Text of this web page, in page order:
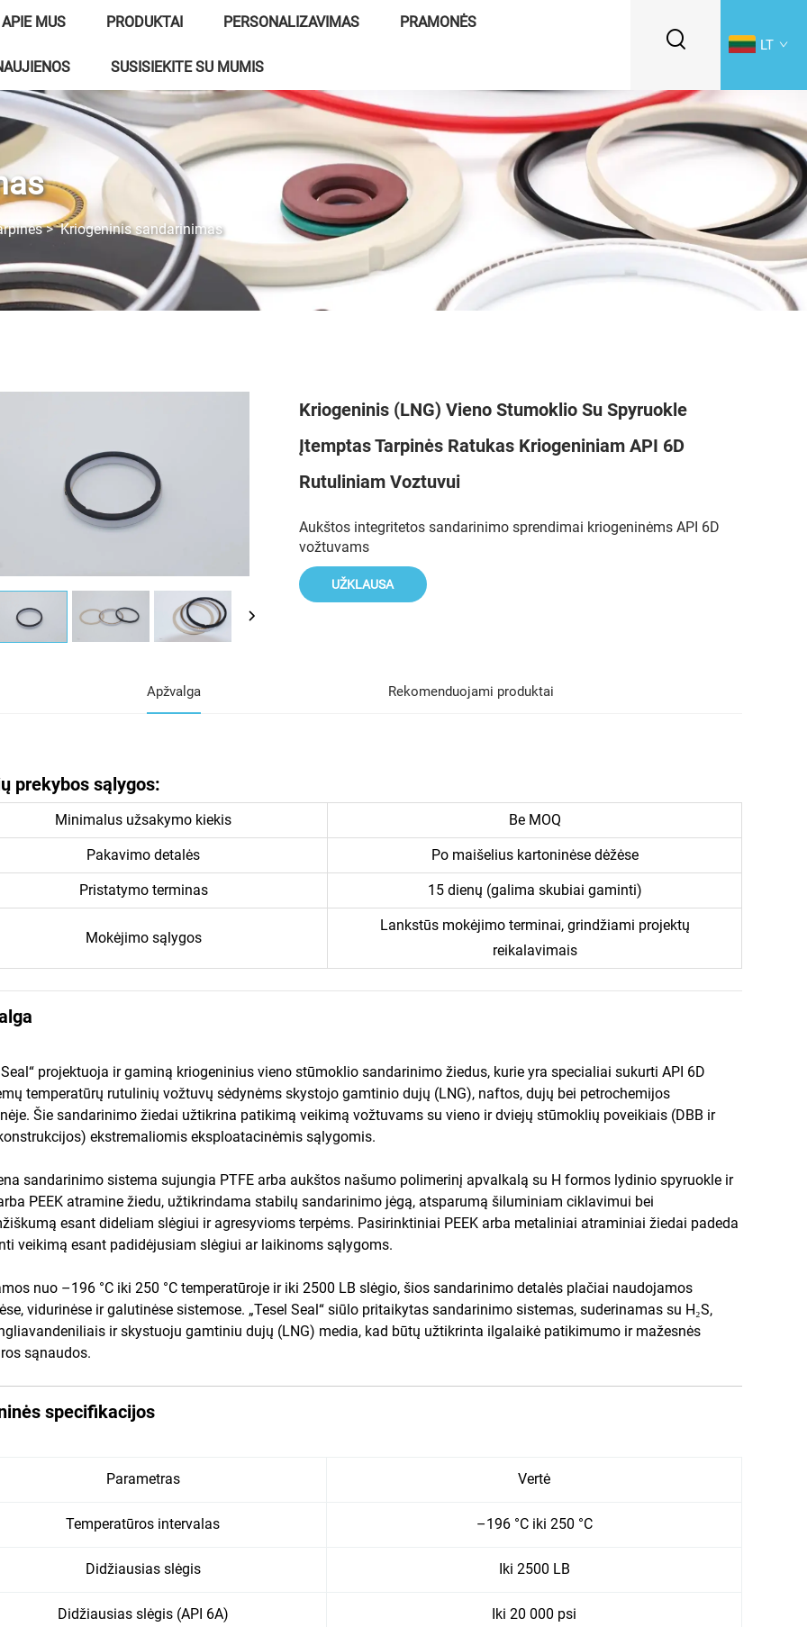
APIE MUS PRODUKTAI PERSONALIZAVIMAS PRAMONĖS
SUSISIEKITE SU MUMIS
LT
>Kriogeninis sandarinimas
Kriogeninis (LNG) Vieno Stumoklio Su Spyruokle
Įtemptas Tarpinės Ratukas Kriogeniniam API 6D
Rutuliniam Voztuvui
Aukštos integritetos sandarinimo sprendimai kriogeninėms API 6D
vožtuvams
UŽKLAUSA
Apžvalga Rekomenduojami produktai
prekybos sąlygos:
Minimalus užsakymo kiekis Be MOQ
Pakavimo detalės Po maišelius kartoninėse dėžėse
Pristatymo terminas 15 dienų (galima skubiai gaminti)
Mokėjimo sąlygos
Lankstūs mokėjimo terminai, grindžiami projektų
reikalavimais
Seal“ projektuoja ir gaminą kriogeninius vieno stūmoklio sandarinimo žiedus, kurie yra specialiai sukurti API 6D
temperatūrų rutulinių vožtuvų sėdynėms skystojo gamtinio dujų (LNG), naftos, dujų bei petrochemijos
Šie sandarinimo žiedai užtikrina patikimą veikimą vožtuvams su vieno ir dviejų stūmoklių poveikiais (DBB ir
ekstremaliomis eksploatacinėmis sąlygomis.
sandarinimo sistema sujungia PTFE arba aukštos našumo polimerinį apvalkalą su H formos lydinio spyruokle ir
PEEK atramine žiedu, užtikrindama stabilų sandarinimo jėgą, atsparumą šiluminiam ciklavimui bei
esant dideliam slėgiui ir agresyvioms terpėms. Pasirinktiniai PEEK arba metaliniai atraminiai žiedai padeda
veikimą esant padidėjusiam slėgiui ar laikinoms sąlygoms.
nuo –196 °C iki 250 °C temperatūroje ir iki 2500 LB slėgio, šios sandarinimo detalės plačiai naudojamos
vidurinėse ir galutinėse sistemose. „Tesel Seal“ siūlo pritaikytas sandarinimo sistemas, suderinamas su H₂S,
ir skystuoju gamtiniu dujų (LNG) media, kad būtų užtikrinta ilgalaikė patikimumo ir mažesnės
sąnaudos.
specifikacijos
Parametras Vertė
Temperatūros intervalas –196 °C iki 250 °C
Didžiausias slėgis Iki 2500 LB
Didžiausias slėgis (API 6A) Iki 20 000 psi